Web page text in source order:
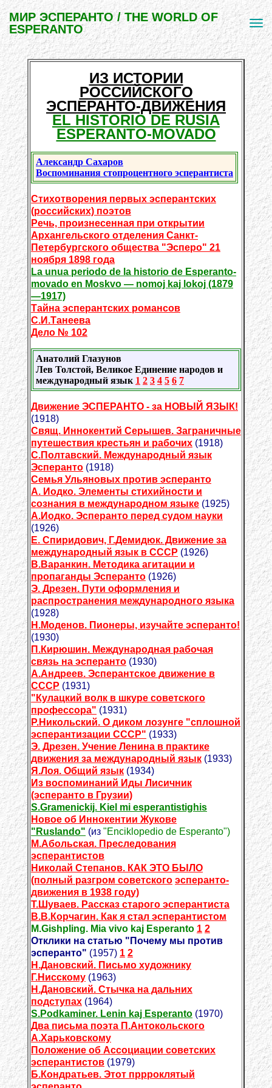
МИР ЭСПЕРАНТО / THE WORLD OF
ESPERANTO
ИЗ ИСТОРИИ
РОССИЙСКОГО
ЭСПЕРАНТО-ДВИЖЕНИЯ
EL HISTORIO DE RUSIA
ESPERANTO-MOVADO
Александр Сахаров
Воспоминания стопроцентного эсперантиста
Стихотворения первых эсперантских
(российских) поэтов
Речь, произнесенная при открытии
Архангельского отделения Санкт-
Петербургского общества "Эсперо" 21
ноября 1898 года
La unua periodo de la historio de Esperanto-
movado en Moskvo — nomoj kaj lokoj (1879
—1917)
Тайна эсперантских романсов
С.И.Танеева
Дело № 102
Анатолий Глазунов
Лев Толстой, Великое Единение народов и
международный язык 1 2 3 4 5 6 7
Движение ЭСПЕРАНТО - за НОВЫЙ ЯЗЫК!
(1918)
Свящ. Иннокентий Серышев. Заграничные
путешествия крестьян и рабочих (1918)
С.Полтавский. Международный язык
Эсперанто (1918)
Семья Ульяновых против эсперанто
А. Иодко. Элементы стихийности и
сознания в международном языке (1925)
А.Иодко. Эсперанто перед судом науки
(1926)
Е. Спиридович, Г.Демидюк. Движение за
международный язык в СССР (1926)
В.Варанкин. Методика агитации и
пропаганды Эсперанто (1926)
Э. Дрезен. Пути оформления и
распространения международного языка
(1928)
Н.Моденов. Пионеры, изучайте эсперанто!
(1930)
П.Кирюшин. Международная рабочая
связь на эсперанто (1930)
А.Андреев. Эсперантское движение в
СССР (1931)
"Кулацкий волк в шкуре советского
профессора" (1931)
Р.Никольский. О диком лозунге "сплошной
эсперантизации СССР" (1933)
Э. Дрезен. Учение Ленина в практике
движения за международный язык (1933)
Я.Лоя. Общий язык (1934)
Из воспоминаний Иды Лисичник
(эсперанто в Грузии)
S.Gramenickij. Kiel mi esperantistighis
Новое об Иннокентии Жукове
"Ruslando" (из "Enciklopedio de Esperanto")
М.Абольская. Преследования
эсперантистов
Николай Степанов. КАК ЭТО БЫЛО
(полный разгром советского эсперанто-
движения в 1938 году)
Т.Шуваев. Рассказ старого эсперантиста
В.В.Корчагин. Как я стал эсперантистом
M.Gishpling. Mia vivo kaj Esperanto 1 2
Отклики на статью "Почему мы против
эсперанто" (1957) 1 2
Н.Дановский. Письмо художнику
Г.Нисскому (1963)
Н.Дановский. Стычка на дальних
подступах (1964)
S.Podkaminer. Lenin kaj Esperanto (1970)
Два письма поэта П.Антокольского
А.Харьковскому
Положение об Ассоциации советских
эсперантистов (1979)
Б.Кондратьев. Этот пррроклятый